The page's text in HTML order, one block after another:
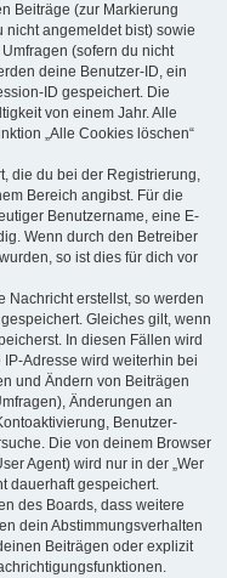
Beiträge (zur Markierung
angemeldet bist) sowie
(sofern du nicht
deine Benutzer-ID, ein
ID gespeichert. Die
von einem Jahr. Alle
„Alle Cookies löschen“
die du bei der Registrierung,
Bereich angibst. Für die
Benutzername, eine E-
Wenn durch den Betreiber
so ist dies für dich vor
Nachricht erstellst, so werden
Gleiches gilt, wenn
In diesen Fällen wird
Adresse wird weiterhin bei
und Ändern von Beiträgen
Änderungen an
Benutzer-
Die von deinem Browser
Agent) wird nur in der „Wer
dauerhaft gespeichert.
des Boards, dass weitere
dein Abstimmungsverhalten
Beiträgen oder explizit